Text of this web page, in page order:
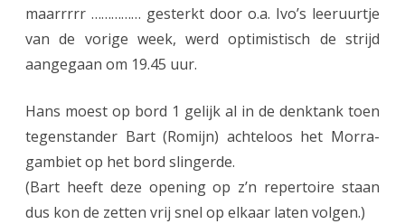
u
r
t
maarrrrr …………… gesterkt door o.a. Ivo’s leeruurtje
van de vorige week, werd optimistisch de strijd
aangegaan om 19.45 uur.
Hans moest op bord 1 gelijk al in de denktank toen
tegenstander Bart (Romijn) achteloos het Morra-
gambiet op het bord slingerde.
(Bart heeft deze opening op z’n repertoire staan
dus kon de zetten vrij snel op elkaar laten volgen.)